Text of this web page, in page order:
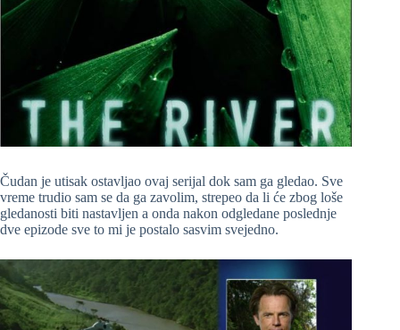
Čudan je utisak ostavljao ovaj serijal dok sam ga gledao. Sve
vreme trudio sam se da ga zavolim, strepeo da li će zbog loše
gledanosti biti nastavljen a onda nakon odgledane poslednje
dve epizode sve to mi je postalo sasvim svejedno.